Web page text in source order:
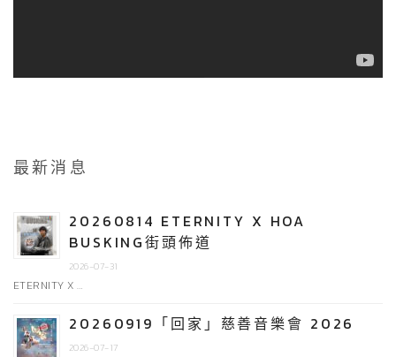
最新消息
20260814 ETERNITY X HOA
BUSKING街頭佈道
2026-07-31
ETERNITY X …
20260919「回家」慈善音樂會 2026
2026-07-17